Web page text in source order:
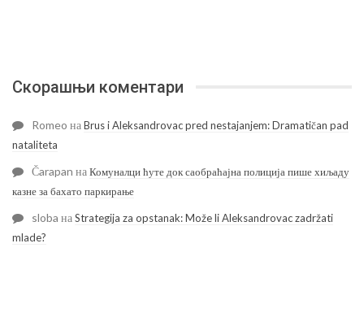
Скорашњи коментари
Romeo наBrus i Aleksandrovac pred nestajanjem: Dramatičan pad
nataliteta
Čarapan наКомуналци ћуте док саобраћајна полиција пише хиљаду
казне за бахато паркирање
sloba наStrategija za opstanak: Može li Aleksandrovac zadržati
mlade?